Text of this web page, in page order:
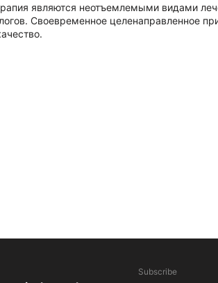
являются неотъемлемыми видами
Своевременное целенаправленное
Subscribe